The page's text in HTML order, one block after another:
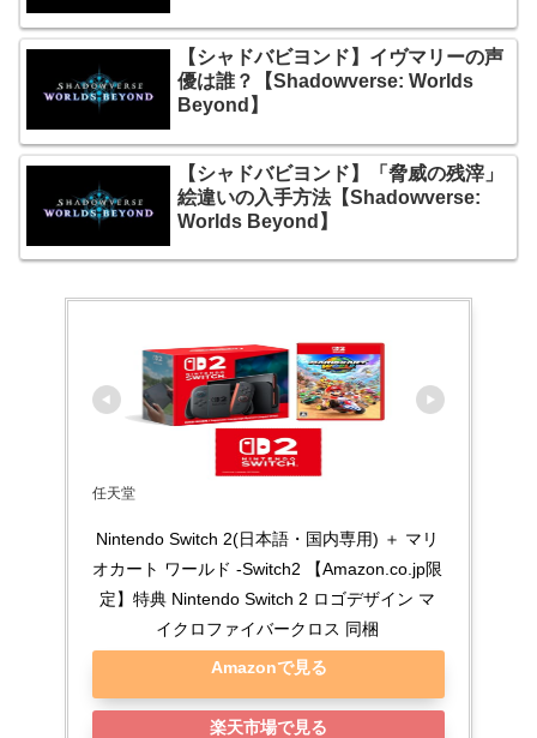
【シャドバビヨンド】イヴマリーの声
優は誰？【Shadowverse: Worlds
Beyond】
【シャドバビヨンド】「脅威の残滓」
絵違いの入手方法【Shadowverse:
Worlds Beyond】
任天堂
Nintendo Switch 2(日本語・国内専用) ＋ マリ
オカート ワールド -Switch2 【Amazon.co.jp限
定】特典 Nintendo Switch 2 ロゴデザイン マ
イクロファイバークロス 同梱
Amazonで見る
楽天市場で見る